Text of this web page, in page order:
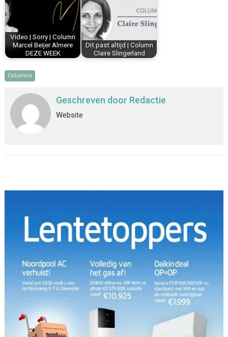
Video | Sorry | Column
Marcel Beijer Almere
DEZE WEEK
Dit past altijd | Column
Claire Slingerland
Columns
Geschreven door Redactie
Website